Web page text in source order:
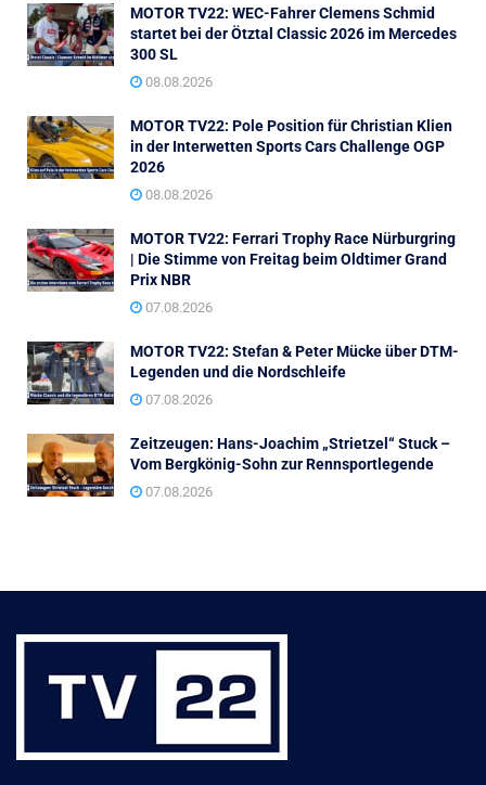
MOTOR TV22: WEC-Fahrer Clemens Schmid
startet bei der Ötztal Classic 2026 im Mercedes
300 SL
08.08.2026
MOTOR TV22: Pole Position für Christian Klien
in der Interwetten Sports Cars Challenge OGP
2026
08.08.2026
MOTOR TV22: Ferrari Trophy Race Nürburgring
| Die Stimme von Freitag beim Oldtimer Grand
Prix NBR
07.08.2026
MOTOR TV22: Stefan & Peter Mücke über DTM-
Legenden und die Nordschleife
07.08.2026
Zeitzeugen: Hans-Joachim „Strietzel“ Stuck –
Vom Bergkönig-Sohn zur Rennsportlegende
07.08.2026